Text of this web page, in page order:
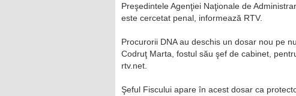
Preşedintele Agenţiei Naţionale de
este cercetat penal, informează RTV.
Procurorii DNA au deschis un dosar nou pe
Codruţ Marta, fostul său şef de cabinet,
rtv.net.
Şeful Fiscului apare în acest dosar ca